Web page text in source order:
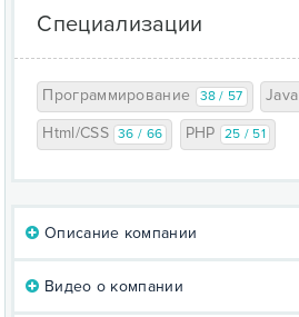
Специализации
Программирование 38 / 57 Java
Html/CSS 36 / 66 PHP 25 / 51
Описание компании
Видео о компании